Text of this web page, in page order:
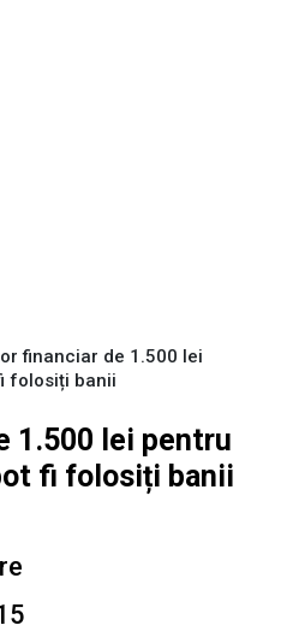
financiar de 1.500 lei
folosiți banii
1.500 lei pentru
fi folosiți banii